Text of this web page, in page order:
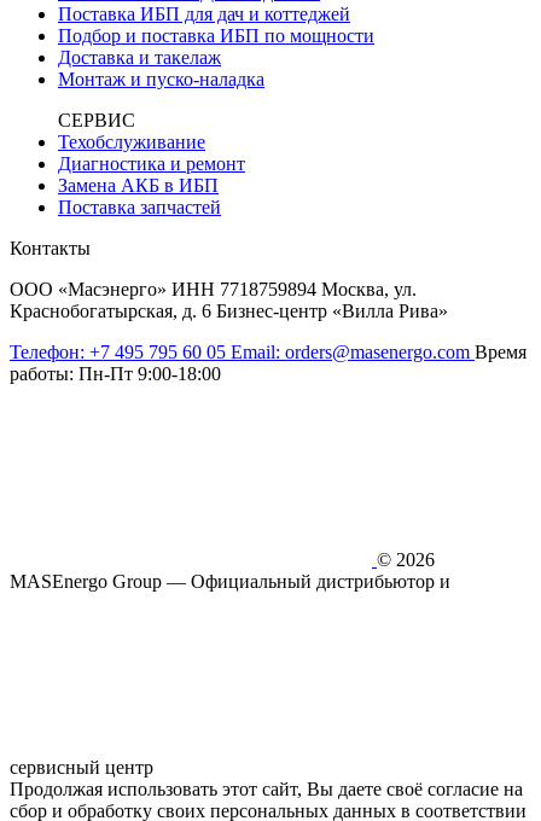
Поставка ИБП для дач и коттеджей
Подбор и поставка ИБП по мощности
Доставка и такелаж
Монтаж и пуско-наладка
СЕРВИС
Техобслуживание
Диагностика и ремонт
Замена АКБ в ИБП
Поставка запчастей
Контакты
ООО «Масэнерго» ИНН 7718759894 Москва, ул.
Краснобогатырская, д. 6 Бизнес-центр «Вилла Рива»
Телефон: +7 495 795 60 05 Email: orders@masenergo.com Время
работы: Пн-Пт 9:00-18:00
© 2026
MASEnergo Group — Официальный дистрибьютор и
сервисный центр
Продолжая использовать этот сайт, Вы даете своё согласие на
сбор и обработку своих персональных данных в соответствии